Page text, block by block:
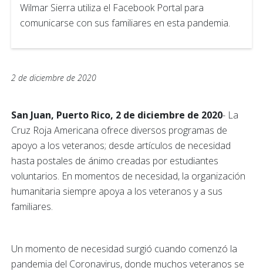
Wilmar Sierra utiliza el Facebook Portal para
comunicarse con sus familiares en esta pandemia.
2 de diciembre de 2020
San Juan, Puerto Rico, 2 de diciembre de 2020- La
Cruz Roja Americana ofrece diversos programas de
apoyo a los veteranos; desde artículos de necesidad
hasta postales de ánimo creadas por estudiantes
voluntarios. En momentos de necesidad, la organización
humanitaria siempre apoya a los veteranos y a sus
familiares.
Un momento de necesidad surgió cuando comenzó la
pandemia del Coronavirus, donde muchos veteranos se